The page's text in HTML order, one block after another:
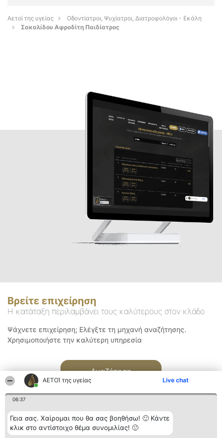
ΑΕΤΟΊ της υγείας Live chat
06:37
Γεια σας. Χαίρομαι που θα σας βοηθήσω! 🙂 Κάντε
κλικ στο αντίστοιχο θέμα συνομιλίας! 🙂
Αετοί της υγείας
Οδοντίατροι, Ψυχίατροι, Διατροφολόγοι - Εκάλη
Σακαλίδου Αφροδίτη Παιδίατρος
Βρείτε επιχείρηση
Η κατάταξη περιλαμβάνει τους καλύτερους στον κλάδο
Ψάχνετε επιχείρηση; Ελέγξτε τη μηχανή αναζήτησης.
Χρησιμοποιήστε την καλύτερη υπηρεσία
Αναζήτηση